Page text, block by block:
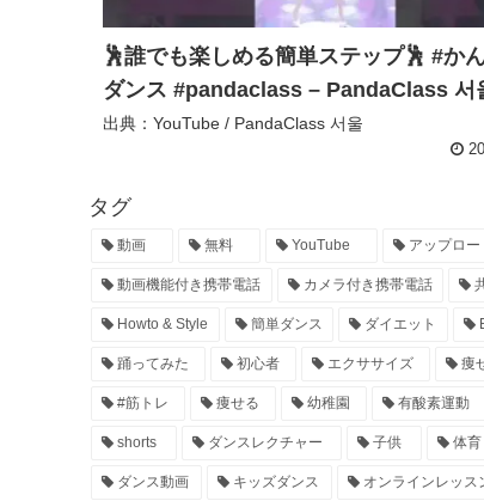
🕺誰でも楽しめる簡単ステップ🕺 #か
ダンス #pandaclass – PandaClass 서
出典：YouTube / PandaClass 서울
タグ
動画 無料 YouTube アップロー
動画機能付き携帯電話 カメラ付き携帯電話
Howto & Style 簡単ダンス ダイエット
踊ってみた 初心者 エクササイズ 痩
#筋トレ 痩せる 幼稚園 有酸素運動
shorts ダンスレクチャー 子供 体育
ダンス動画 キッズダンス オンラインレッス